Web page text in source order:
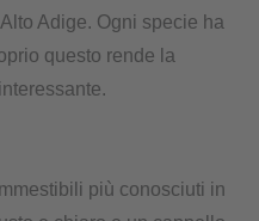
Adige. Ogni specie ha
questo rende la
più conosciuti in